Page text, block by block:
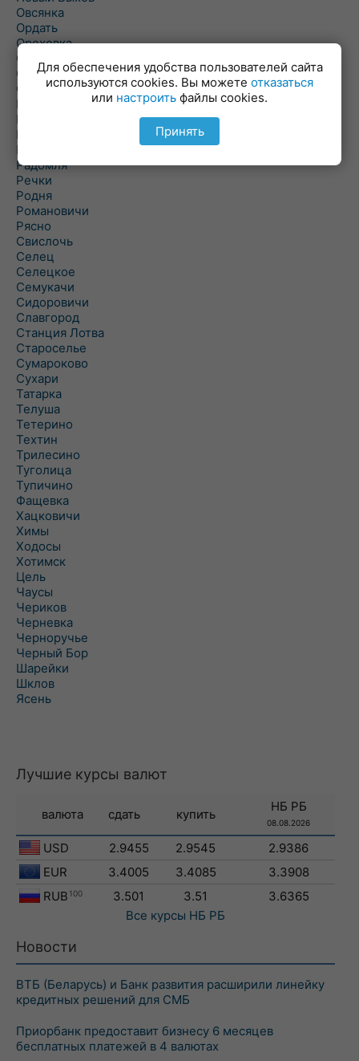
Овсянка
Ордать
Ореховка
Осиновка
Осиповичи
Осово
Павловичи
Паршино
Петуховка
Пудовня
Радомля
Речки
Родня
Романовичи
Рясно
Свислочь
Селец
Селецкое
Семукачи
Сидоровичи
Славгород
Станция Лотва
Староселье
Сумароково
Сухари
Татарка
Телуша
Тетерино
Техтин
Трилесино
Туголица
Тупичино
Фащевка
Хацковичи
Химы
Ходосы
Хотимск
Цель
Чаусы
Чериков
Черневка
Черноручье
Черный Бор
Шарейки
Шклов
Ясень
Лучшие курсы валют
валюта сдать купить
НБ РБ
08.08.2026
USD 2.9455 2.9545
2.9386
EUR
3.4005 3.4085
3.3908
RUB 100 3.501 3.51
3.6365
Все курсы НБ РБ
Новости
ВТБ (Беларусь) и Банк развития расширили линейку
кредитных решений для СМБ
Приорбанк предоставит бизнесу 6 месяцев
бесплатных платежей в 4 валютах
Для обеспечения удобства пользователей сайта
используются cookies. Вы можете отказаться
или настроить файлы cookies.
Принять